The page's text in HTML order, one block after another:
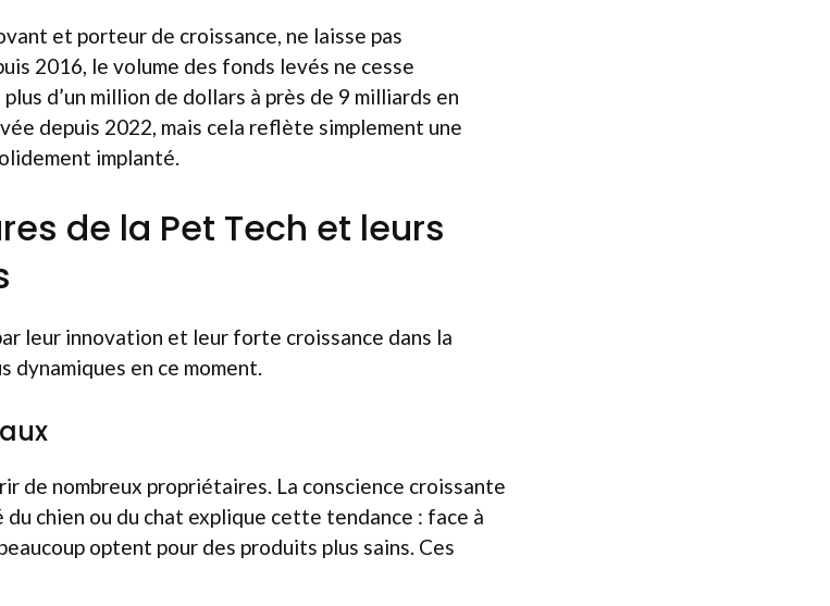
et porteur de croissance, ne laisse pas
2016, le volume des fonds levés ne cesse
d’un million de dollars à près de 9 milliards en
depuis 2022, mais cela reflète simplement une
implanté.
de la Pet Tech et leurs
leur innovation et leur forte croissance dans la
dynamiques en ce moment.
de nombreux propriétaires. La conscience croissante
chien ou du chat explique cette tendance : face à
optent pour des produits plus sains. Ces